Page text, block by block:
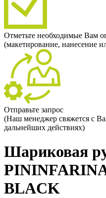
Отметьте необходимые Вам
(макетирование, нанесение
Отправьте запрос
(Наш менеджер свяжется с
дальнейших действиях)
Шариковая
BLACK